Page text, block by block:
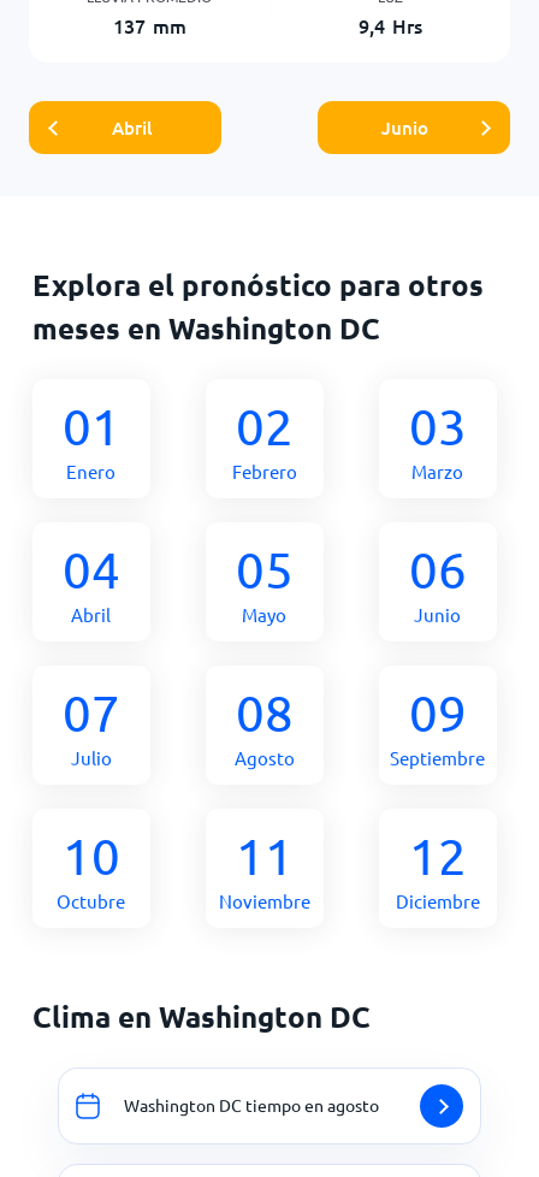
137 mm 9,4 Hrs
Abril Junio
Explora el pronóstico para otros
meses en Washington DC
01
Enero
02
Febrero
03
Marzo
04
Abril
05
Mayo
06
Junio
07
Julio
08
Agosto
09
Septiembre
10
Octubre
11
Noviembre
12
Diciembre
Clima en Washington DC
Washington DC tiempo en agosto